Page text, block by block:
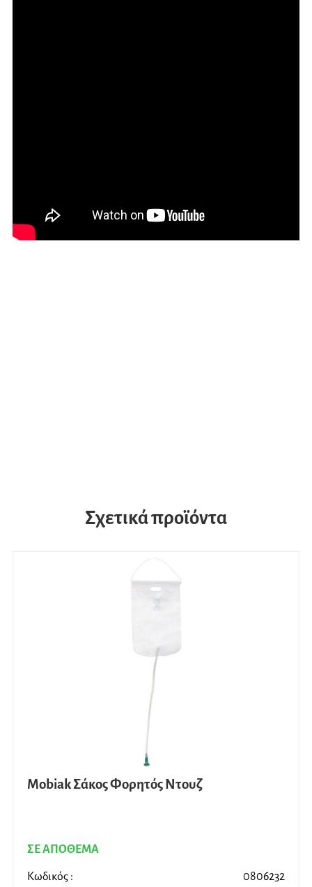
Σχετικά προϊόντα
Mobiak Σάκος Φορητός Ντουζ
ΣΕ ΑΠΟΘΕΜΑ
Κωδικός : 0806232